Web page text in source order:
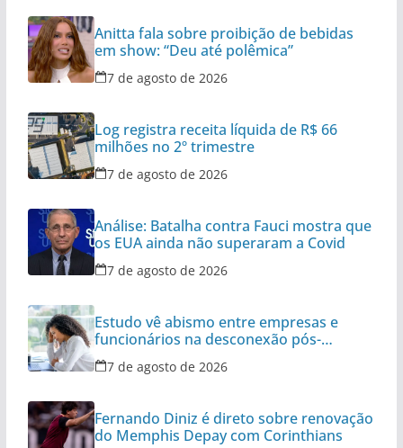
Anitta fala sobre proibição de bebidas
em show: “Deu até polêmica”
7 de agosto de 2026
Log registra receita líquida de R$ 66
milhões no 2º trimestre
7 de agosto de 2026
Análise: Batalha contra Fauci mostra que
os EUA ainda não superaram a Covid
7 de agosto de 2026
Estudo vê abismo entre empresas e
funcionários na desconexão pós-
expediente
7 de agosto de 2026
Fernando Diniz é direto sobre renovação
do Memphis Depay com Corinthians